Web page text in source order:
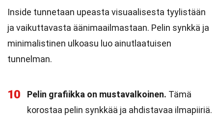
Inside tunnetaan upeasta visuaalisesta tyylistään
ja vaikuttavasta äänimaailmastaan. Pelin synkkä ja
minimalistinen ulkoasu luo ainutlaatuisen
tunnelman.
10 Pelin grafiikka on mustavalkoinen. Tämä
korostaa pelin synkkää ja ahdistavaa ilmapiiriä.